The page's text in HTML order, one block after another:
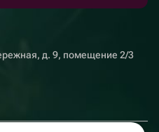
д. 9, помещение 2/3